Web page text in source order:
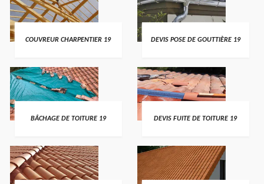
COUVREUR CHARPENTIER 19 DEVIS POSE DE GOUTTIÈRE 19
BÂCHAGE DE TOITURE 19 DEVIS FUITE DE TOITURE 19